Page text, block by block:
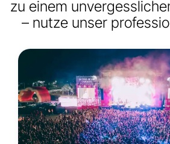
zu einem
– nutze unser